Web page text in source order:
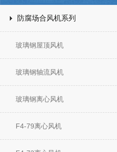
防腐场合风机系列
玻璃钢屋顶风机
玻璃钢轴流风机
玻璃钢离心风机
F4-79离心风机